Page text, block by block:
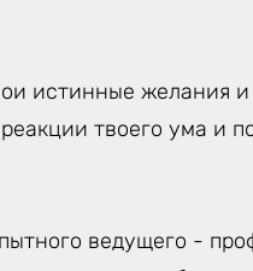
истинные желания
твоего ума и
ведущего -